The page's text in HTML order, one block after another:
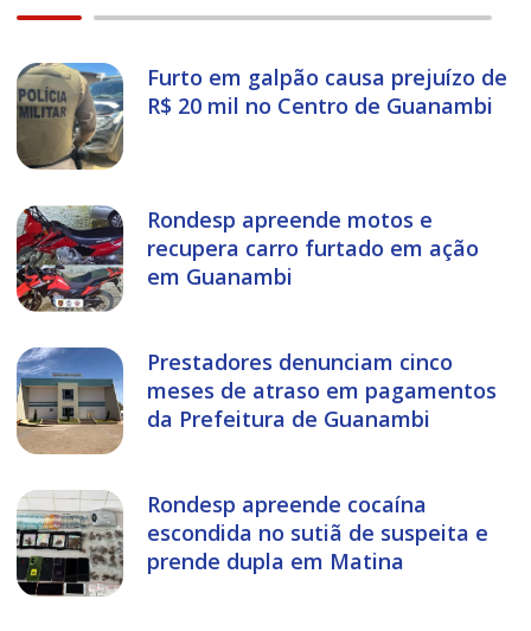
Furto em galpão causa prejuízo de
R$ 20 mil no Centro de Guanambi
Rondesp apreende motos e
recupera carro furtado em ação
em Guanambi
Prestadores denunciam cinco
meses de atraso em pagamentos
da Prefeitura de Guanambi
Rondesp apreende cocaína
escondida no sutiã de suspeita e
prende dupla em Matina